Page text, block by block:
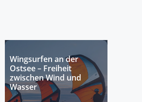
Wingsurfen an der
Ostsee – Freiheit
zwischen Wind und
Wasser